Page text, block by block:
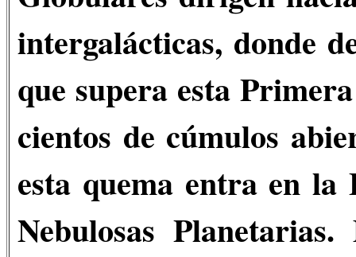
intergalácticas, donde
que supera esta
cientos de cúmulos
esta quema entra en
Nebulosas